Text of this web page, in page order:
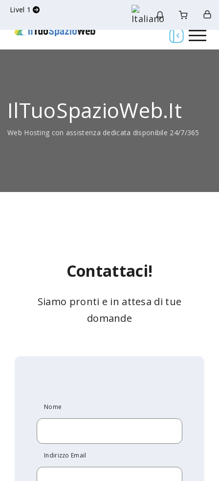
Livel 1
IlTuoSpazioWeb.it
Web Hosting con assistenza dedicata disponibile 24/7/365
Contattaci!
Siamo pronti e in attesa di tue
domande
Nome
Indirizzo Email